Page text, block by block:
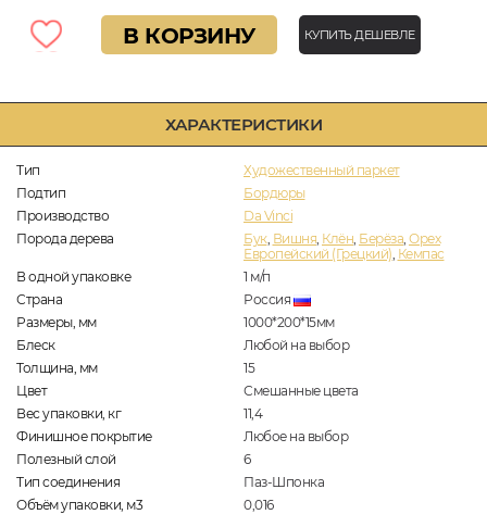
ХАРАКТЕРИСТИКИ
Тип
Художественный паркет
Подтип
Бордюры
Производство
Da Vinci
Порода дерева
Бук, Вишня, Клён, Берёза, Орех
Европейский (Грецкий), Кемпас
В одной упаковке
1 м/п
Страна
Россия
Размеры, мм
1000*200*15мм
Блеск
Любой на выбор
Толщина, мм
15
Цвет
Смешанные цвета
Вес упаковки, кг
11,4
Финишное покрытие
Любое на выбор
Полезный слой
6
Тип соединения
Паз-Шпонка
Объём упаковки, м3
0,016
В КОРЗИНУ КУПИТЬ ДЕШЕВЛЕ